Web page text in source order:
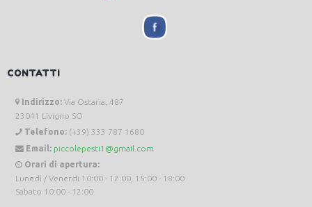
CONTATTI
Indirizzo: Via Ostaria, 487
23041 Livigno SO
Telefono: (+39) 333 787 1680
Email: piccolepesti1@gmail.com
Orari di apertura:
Lunedì / Venerdi 10:00 - 12:00, 15:00 - 18:00
Sabato 10:00 - 12:00